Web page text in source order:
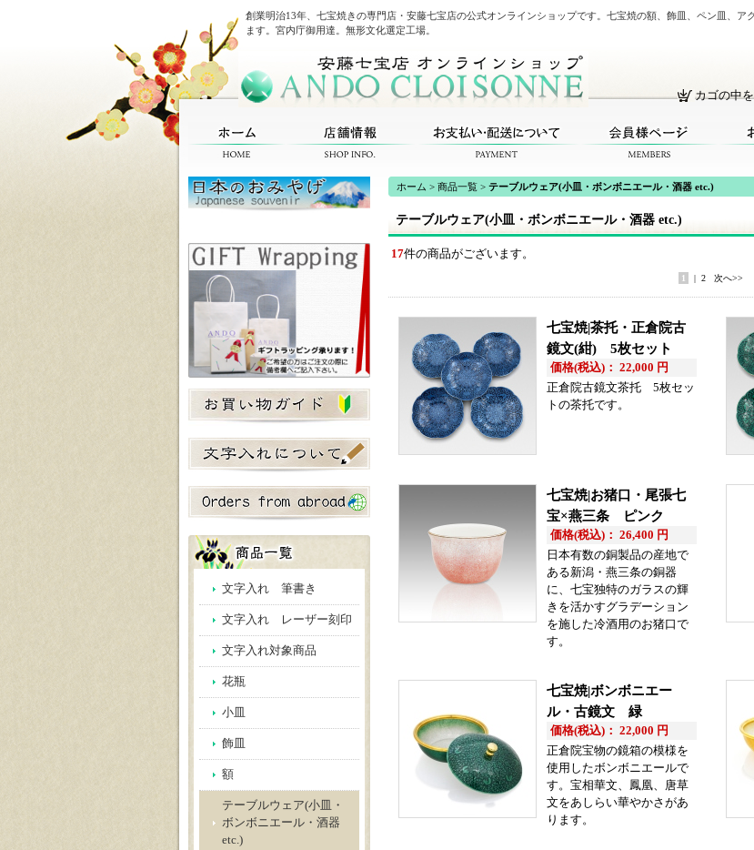
創業明治13年、七宝焼きの専門店・安藤七宝店の公式オンラインショップです。七宝焼の額、飾皿、ペン皿、ア
ます。宮内庁御用達。無形文化選定工場。
カゴの中
文字入れ 筆書き
文字入れ レーザー刻印
文字入れ対象商品
花瓶
小皿
飾皿
額
テーブルウェア(小皿・
ボンボニエール・酒器
etc.)
ホーム > 商品一覧 > テーブルウェア(小皿・ボンボニエール・酒器 etc.)
テーブルウェア(小皿・ボンボニエール・酒器 etc.)
17件の商品がございます。
1 | 2 次へ>>
七宝焼|茶托・正倉院古
鏡文(紺) 5枚セット
価格(税込)： 22,000 円
正倉院古鏡文茶托 5枚セッ
トの茶托です。
七宝焼|お猪口・尾張七
宝×燕三条 ピンク
価格(税込)： 26,400 円
日本有数の銅製品の産地で
ある新潟・燕三条の銅器
に、七宝独特のガラスの輝
きを活かすグラデーション
を施した冷酒用のお猪口で
す。
七宝焼|ボンボニエー
ル・古鏡文 緑
価格(税込)： 22,000 円
正倉院宝物の鏡箱の模様を
使用したボンボニエールで
す。宝相華文、鳳凰、唐草
文をあしらい華やかさがあ
ります。